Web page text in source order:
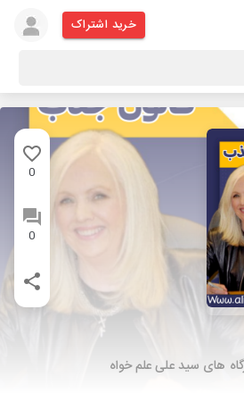
خرید اشتراک
0
0
های سید علی علم خواه